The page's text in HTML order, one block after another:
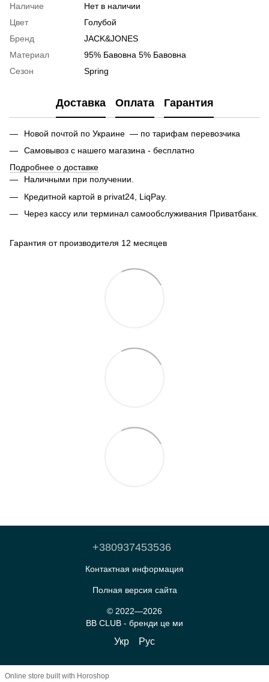
Наличие
Нет в наличии
Цвет
Голубой
Бренд
JACK&JONES
Материал
95% Бавовна 5% Бавовна
Сезон
Spring
Доставка Оплата Гарантия
Новой почтой по Украине — по тарифам перевозчика
Самовывоз с нашего магазина - бесплатно
Подробнее о доставке
Наличными при получении.
Кредитной картой в privat24, LiqPay.
Через кассу или терминал самообслуживания Приватбанк.
Гарантия от производителя 12 месяцев
+380937453536
Контактная информация
Полная версия сайта
© 2022—2026
BB CLUB - бренди це ми
Укр Рус
Online store built with Horoshop